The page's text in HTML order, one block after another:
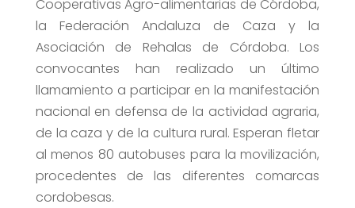
Cooperativas Agro-alimentarias de Córdoba,
la Federación Andaluza de Caza y la
Asociación de Rehalas de Córdoba. Los
convocantes han realizado un último
llamamiento a participar en la manifestación
nacional en defensa de la actividad agraria,
de la caza y de la cultura rural. Esperan fletar
al menos 80 autobuses para la movilización,
procedentes de las diferentes comarcas
cordobesas.